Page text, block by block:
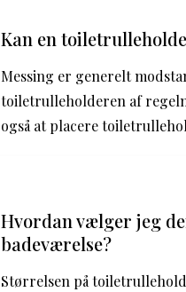
Kan en
Messing er generelt
toiletrulleholderen af
også at placere
Hvordan vælger jeg
badeværelse?
Størrelsen på